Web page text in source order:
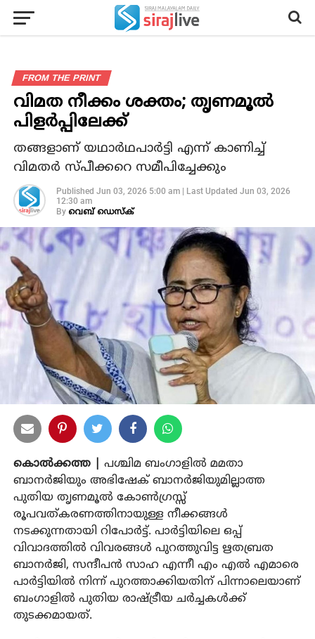
FROM THE PRINT
വിമത നീക്കം ശക്തം; തൃണമൂൽ
പിളർപ്പിലേക്ക്
തങ്ങളാണ് യഥാര്‍ഥപാർട്ടി എന്ന് കാണിച്ച്
വിമതർ സ്പീക്കറെ സമീപിച്ചേക്കും
Published Jun 03, 2026 5:00 am| Last Updated Jun 03, 2026
12:30 am
By വെബ് ഡെസ്‌ക്
കൊല്‍ക്കത്ത |
പശ്ചിമ ബംഗാളില്‍ മമതാ
ബാനര്‍ജിയും അഭിഷേക് ബാനര്‍ജിയുമില്ലാത്ത
പുതിയ തൃണമൂല്‍ കോണ്‍ഗ്രസ്സ്
രൂപവത്കരണത്തിനായുള്ള നീക്കങ്ങള്‍
നടക്കുന്നതായി റിപോര്‍ട്ട്. പാര്‍ട്ടിയിലെ ഒപ്പ്
വിവാദത്തില്‍ വിവരങ്ങള്‍ പുറത്തുവിട്ട ഋതബ്രത
ബാനര്‍ജി, സന്ദീപന്‍ സാഹ എന്നീ എം എല്‍ എമാരെ
പാര്‍ട്ടിയില്‍ നിന്ന് പുറത്താക്കിയതിന് പിന്നാലെയാണ്
ബംഗാളില്‍ പുതിയ രാഷ്ട്രീയ ചര്‍ച്ചകള്‍ക്ക്
തുടക്കമായത്.